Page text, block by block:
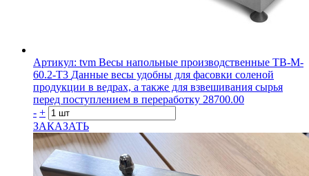
Артикул: tvm Весы напольные производственные ТВ-M-
60.2-T3 Данные весы удобны для фасовки соленой
продукции в ведрах, а также для взвешивания сырья
перед поступлением в переработку 28700.00
- +
ЗАКАЗАТЬ